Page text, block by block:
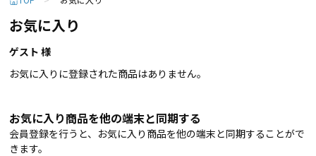
お気に入り
ゲスト 様
お気に入りに登録された商品はありません。
お気に入り商品を他の端末と同期する
会員登録を行うと、お気に入り商品を他の端末と同期することがで
きます。